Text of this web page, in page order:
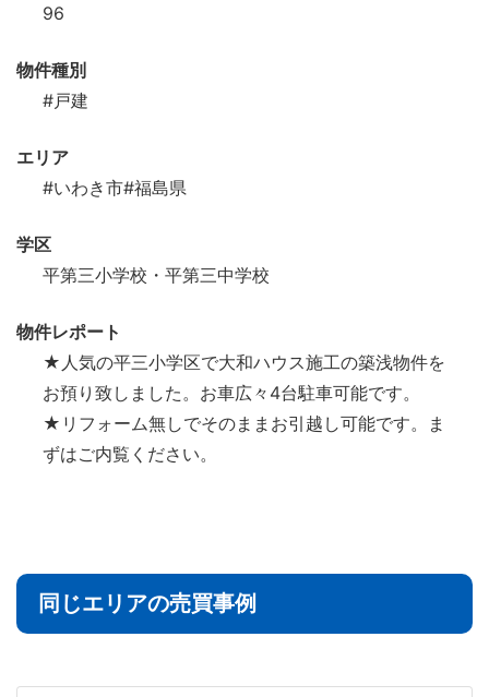
96
物件種別
#戸建
エリア
#いわき市#福島県
学区
平第三小学校・平第三中学校
物件レポート
★人気の平三小学区で大和ハウス施工の築浅物件を
お預り致しました。お車広々4台駐車可能です。
★リフォーム無しでそのままお引越し可能です。ま
ずはご内覧ください。
同じエリアの売買事例